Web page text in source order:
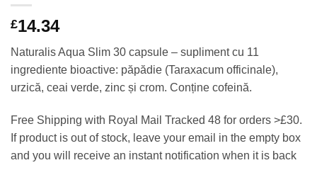
£14.34
Naturalis Aqua Slim 30 capsule – supliment cu 11
ingrediente bioactive: păpădie (Taraxacum officinale),
urzică, ceai verde, zinc și crom. Conține cofeină.
Free Shipping with Royal Mail Tracked 48 for orders >£30.
If product is out of stock, leave your email in the empty box
and you will receive an instant notification when it is back